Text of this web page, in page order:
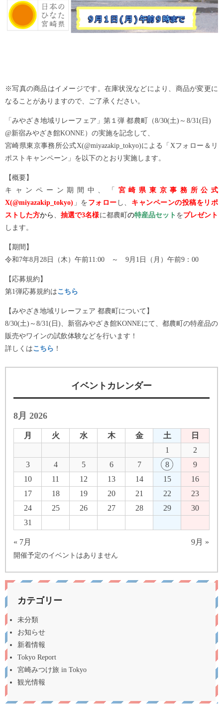
※写真の商品はイメージです。在庫状況などにより、商品が変更に
なることがありますので、ご了承ください。
「みやざき地域リレーフェア」第１弾 都農町（8/30(土)～8/31(日)
@新宿みやざき館KONNE）の実施を記念して、
宮崎県東京事務所公式X(@miyazakip_tokyo)による「Xフォロー＆リ
ポストキャンペーン」を以下のとおり実施します。
【概要】
キャンペーン期間中、「 宮崎県東京事務所公式
X(@miyazakip_tokyo) 」を フォロー し、 キャンペーンの投稿をリポ
スト した方から 、抽選で3名様に都農町の特産品セット をプレゼント
します。
【期間】
令和7年8月28日（木）午前11:00 ～ 9月1日（月）午前9：00
【応募規約】
第1弾応募規約はこちら
【みやざき地域リレーフェア 都農町について】
8/30(土)～8/31(日)、新宿みやざき館KONNEにて、都農町の特産品の
販売やワインの試飲体験などを行います！
詳しくはこちら ！
イベントカレンダー
8月 2026
月 火 水 木 金 土
日
1
2
3
4 5 6 7 8
9
10
11 12 13 14 15
16
17
18 19 20 21 22
23
24
25 26 27 28 29
30
31
« 7月 9月 »
開催予定のイベントはありません
カテゴリー
未分類
お知らせ
新着情報
Tokyo Report
宮崎みつけ旅 in Tokyo
観光情報